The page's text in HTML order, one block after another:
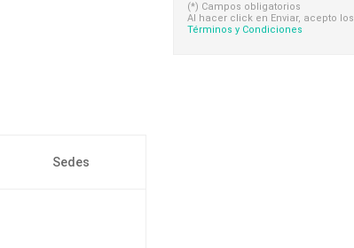
(*) Campos obligatorios
Al hacer click en Enviar, acepto los
Términos y Condiciones
Sedes